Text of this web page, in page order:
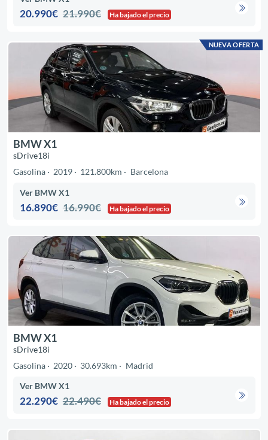
20.990€ 21.990€ Ha bajado el precio
NUEVA OFERTA
BMW X1
sDrive18i
Gasolina
2019 121.800km Barcelona
Ver BMW X1
16.890€ 16.990€ Ha bajado el precio
BMW X1
sDrive18i
Gasolina
2020 30.693km Madrid
Ver BMW X1
22.290€ 22.490€ Ha bajado el precio